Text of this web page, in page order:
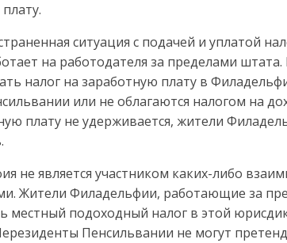
ситуация с подачей и уплатой
на работодателя за пределами
налог на заработную плату в
или не облагаются налогом на
плату не удерживается, жители
не является участником каких-либо
Жители Филадельфии, работающие за
местный подоходный налог в этой
Пенсильвании не могут